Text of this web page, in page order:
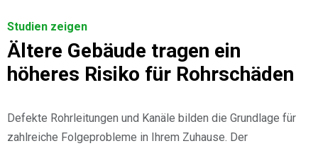
Studien zeigen
Ältere Gebäude tragen ein
höheres Risiko für Rohrschäden
Defekte Rohrleitungen und Kanäle bilden die Grundlage für
zahlreiche Folgeprobleme in Ihrem Zuhause. Der